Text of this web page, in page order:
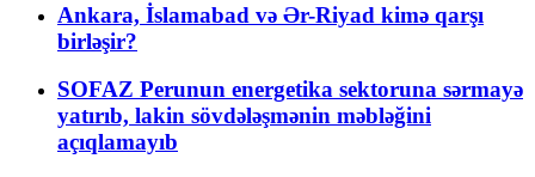
Ankara, İslamabad və Ər-Riyad kimə qarşı
birləşir?
SOFAZ Perunun energetika sektoruna sərmayə
yatırıb, lakin sövdələşmənin məbləğini
açıqlamayıb